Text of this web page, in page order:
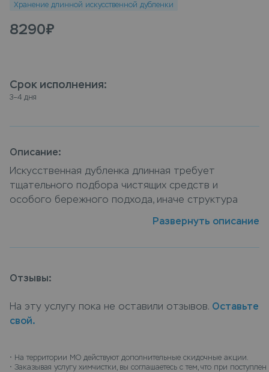
Хранение длинной искусственной дубленки
8290₽
Срок исполнения:
3–4 дня
Описание:
Искусственная дубленка длинная требует
тщательного подбора чистящих средств и
особого бережного подхода, иначе структура
химчистка длинной искусственной дубленки
вещи первозданный вид. Сдать искусственная
приема Leda, или закажите химчистку с доставкой
на дом, курьер заберет вещи и доставит их
Развернуть описание
Отзывы:
На эту услугу пока не оставили отзывов. Оставьте
свой.
• На территории МО действуют дополнительные скидочные акции.
• Заказывая услугу химчистки, вы соглашаетесь с тем, что при